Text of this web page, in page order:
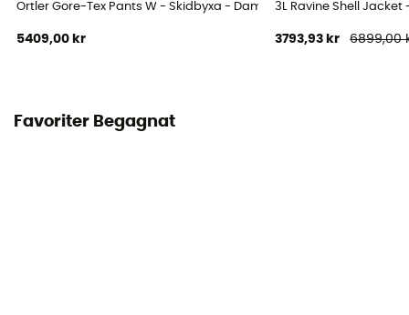
Ortler Gore-Tex Pants W - Skidbyxa - Dam
5409,00 kr
3L Ravine Shell
3793,93 kr 6899,00
Favoriter Begagnat